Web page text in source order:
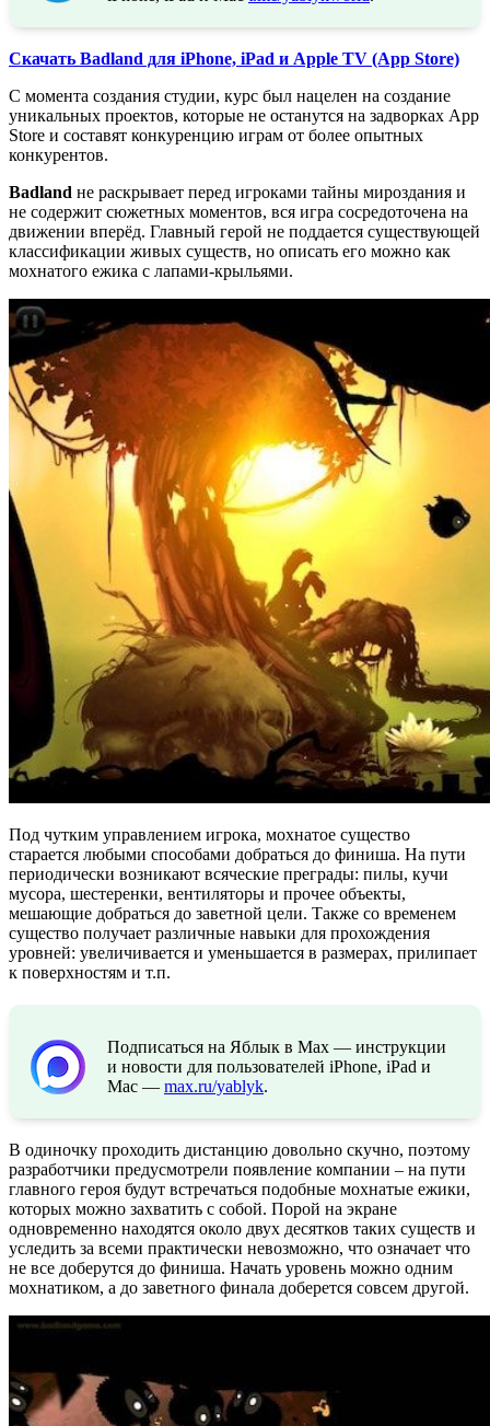
Скачать Badland для iPhone, iPad и Apple TV (App Store)
С момента создания студии, курс был нацелен на создание
уникальных проектов, которые не останутся на задворках App
Store и составят конкуренцию играм от более опытных
конкурентов.
Badland не раскрывает перед игроками тайны мироздания и
не содержит сюжетных моментов, вся игра сосредоточена на
движении вперёд. Главный герой не поддается существующей
классификации живых существ, но описать его можно как
мохнатого ежика с лапами-крыльями.
Под чутким управлением игрока, мохнатое существо
старается любыми способами добраться до финиша. На пути
периодически возникают всяческие преграды: пилы, кучи
мусора, шестеренки, вентиляторы и прочее объекты,
мешающие добраться до заветной цели. Также со временем
существо получает различные навыки для прохождения
уровней: увеличивается и уменьшается в размерах, прилипает
к поверхностям и т.п.
Подписаться на Яблык в Max — инструкции
и новости для пользователей iPhone, iPad и
Mac — max.ru/yablyk.
В одиночку проходить дистанцию довольно скучно, поэтому
разработчики предусмотрели появление компании – на пути
главного героя будут встречаться подобные мохнатые ежики,
которых можно захватить с собой. Порой на экране
одновременно находятся около двух десятков таких существ и
уследить за всеми практически невозможно, что означает что
не все доберутся до финиша. Начать уровень можно одним
мохнатиком, а до заветного финала доберется совсем другой.